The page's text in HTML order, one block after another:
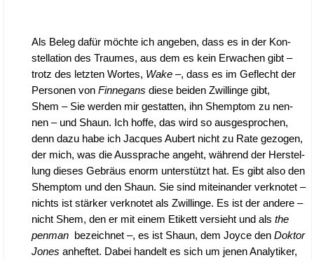
Als Beleg dafür möch­te ich ange­ben, dass es in der Kon­
stel­la­ti­on des Trau­mes, aus dem es kein Erwa­chen gibt –
trotz des letz­ten Wor­tes, Wake –, dass es im Geflecht der
Per­so­nen von Fin­ne­gans die­se bei­den Zwil­lin­ge gibt,
Shem – Sie wer­den mir gestat­ten, ihn Shemp­tom zu nen­
nen – und Shaun. Ich hof­fe, das wird so aus­ge­spro­chen,
denn dazu habe ich Jac­ques Aubert nicht zu Rate gezo­gen,
der mich, was die Aus­spra­che angeht, wäh­rend der Her­stel­
lung die­ses Gebräus enorm unter­stützt hat. Es gibt also den
Shemp­tom und den Shaun. Sie sind mit­ein­an­der ver­kno­tet –
nichts ist stär­ker ver­kno­tet als Zwil­lin­ge. Es ist der ande­re –
nicht Shem, den er mit einem Eti­kett ver­sieht und als the
pen­manbezeich­net –, es ist Shaun, dem Joy­ce den Dok­tor
Jones anhef­tet. Dabei han­delt es sich um jenen Ana­ly­ti­ker,